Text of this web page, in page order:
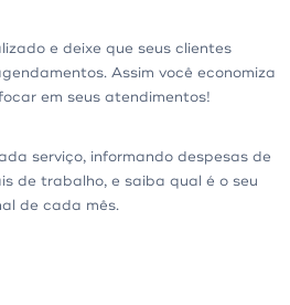
e deixe que seus clientes
Assim você economiza
em seus atendimentos!
serviço, informando despesas de
de trabalho, e saiba qual é o seu
de cada mês.